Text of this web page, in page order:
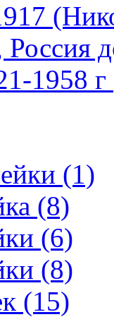
Россия
1958 г
(1)
(8)
(6)
(8)
(15)